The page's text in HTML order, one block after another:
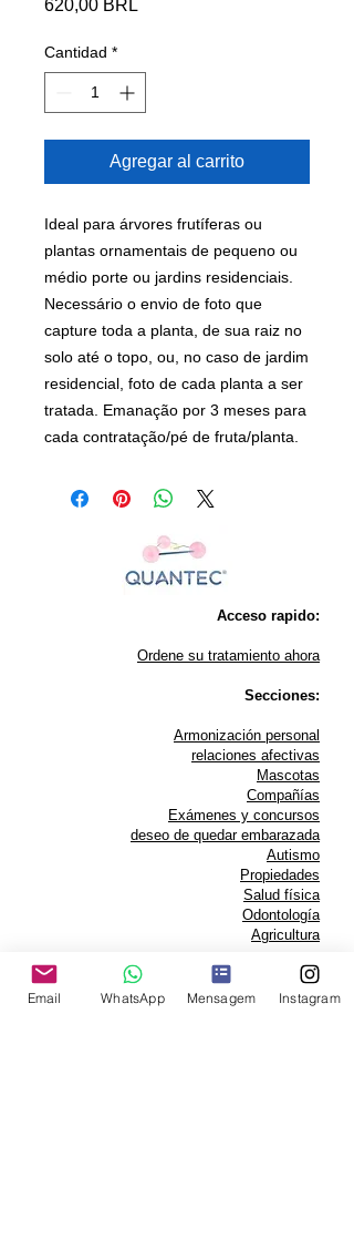
620,00 BRL
Cantidad *
Agregar al carrito
Ideal para árvores frutíferas ou
plantas ornamentais de pequeno ou
médio porte ou jardins residenciais.
Necessário o envio de foto que
capture toda a planta, de sua raiz no
solo até o topo, ou, no caso de jardim
residencial, foto de cada planta a ser
tratada. Emanação por 3 meses para
cada contratação/pé de fruta/planta.
Acceso rapido:
Ordene su tratamiento ahora
Secciones:
Armonización personal
relaciones afectivas
Mascotas
Compañías
Exámenes y concursos
deseo de quedar embarazada
Autismo
Propiedades
Salud física
Odontología
Agricultura
Recomendaciones de clientes
videos
Email WhatsApp Mensagem Instagram